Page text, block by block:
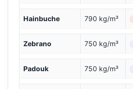
Hainbuche 790 kg/m³
Zebrano 750 kg/m³
Padouk 750 kg/m³